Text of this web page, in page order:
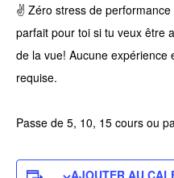
✌️ Zéro stress de performance
parfait pour toi si tu veux être
de la vue! Aucune
requise.
Passe de 5, 10, 15 cours ou
AJOUTER AU